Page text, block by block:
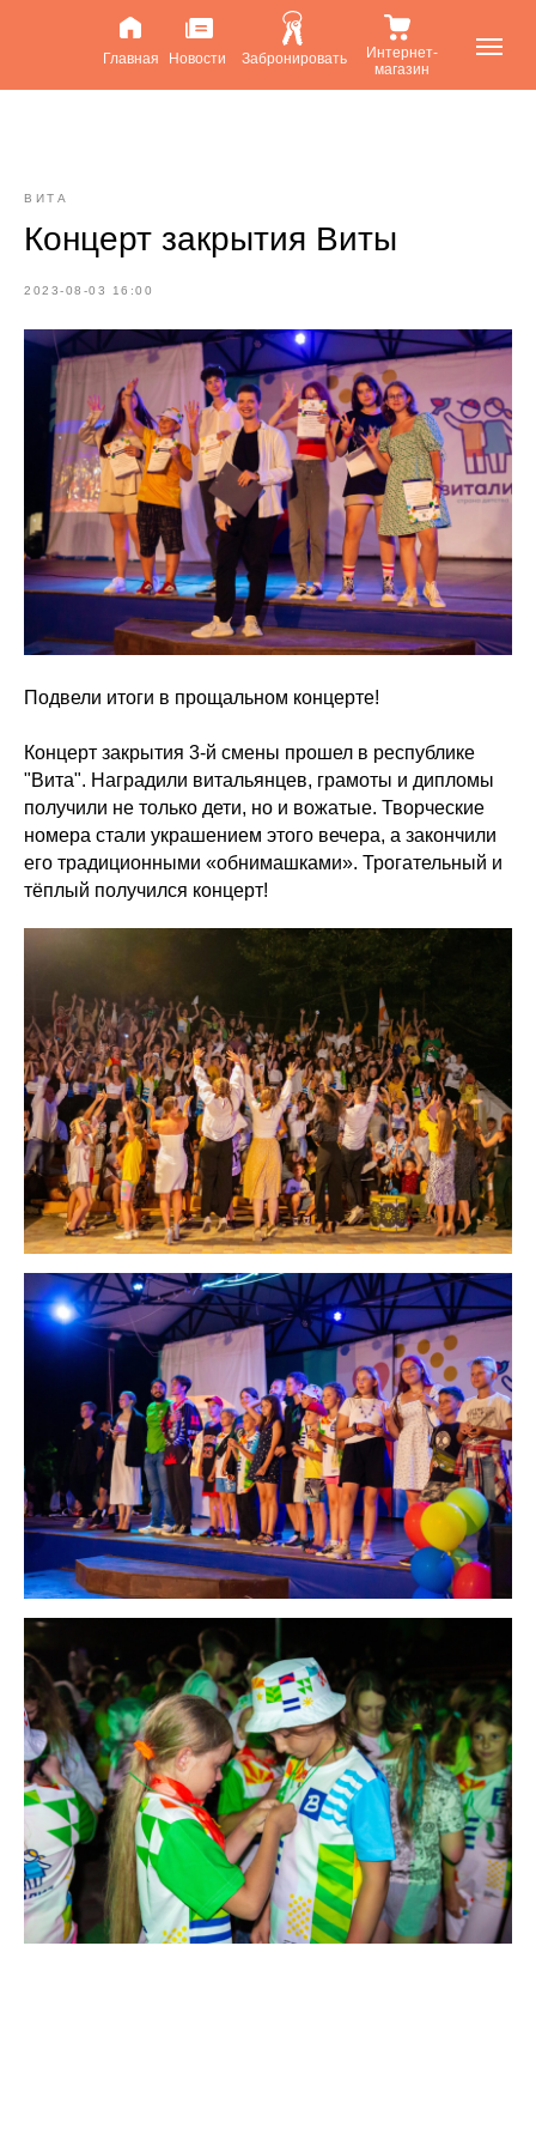
Главная Новости Забронировать
Интернет-
магазин
ВИТА
Концерт закрытия Виты
2023-08-03 16:00
Подвели итоги в прощальном концерте!
Концерт закрытия 3-й смены прошел в республике
"Вита". Наградили витальянцев, грамоты и дипломы
получили не только дети, но и вожатые. Творческие
номера стали украшением этого вечера, а закончили
его традиционными «обнимашками». Трогательный и
тёплый получился концерт!